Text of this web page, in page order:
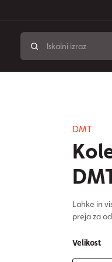
DMT
Lahke in
preja za
Velikost